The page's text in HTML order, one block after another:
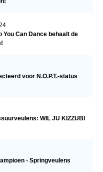
You Can Dance behaalt de
voor N.O.P.T.-status
WIL JU KIZZUBI
- Springveulens